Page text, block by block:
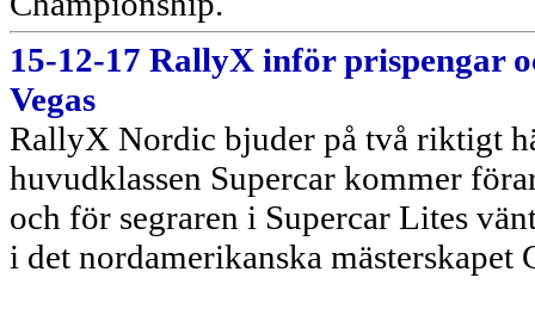
15-12-17 RallyX inför prispengar
Vegas
RallyX Nordic bjuder på två riktigt
huvudklassen Supercar kommer
och för segraren i Supercar Lites
i det nordamerikanska